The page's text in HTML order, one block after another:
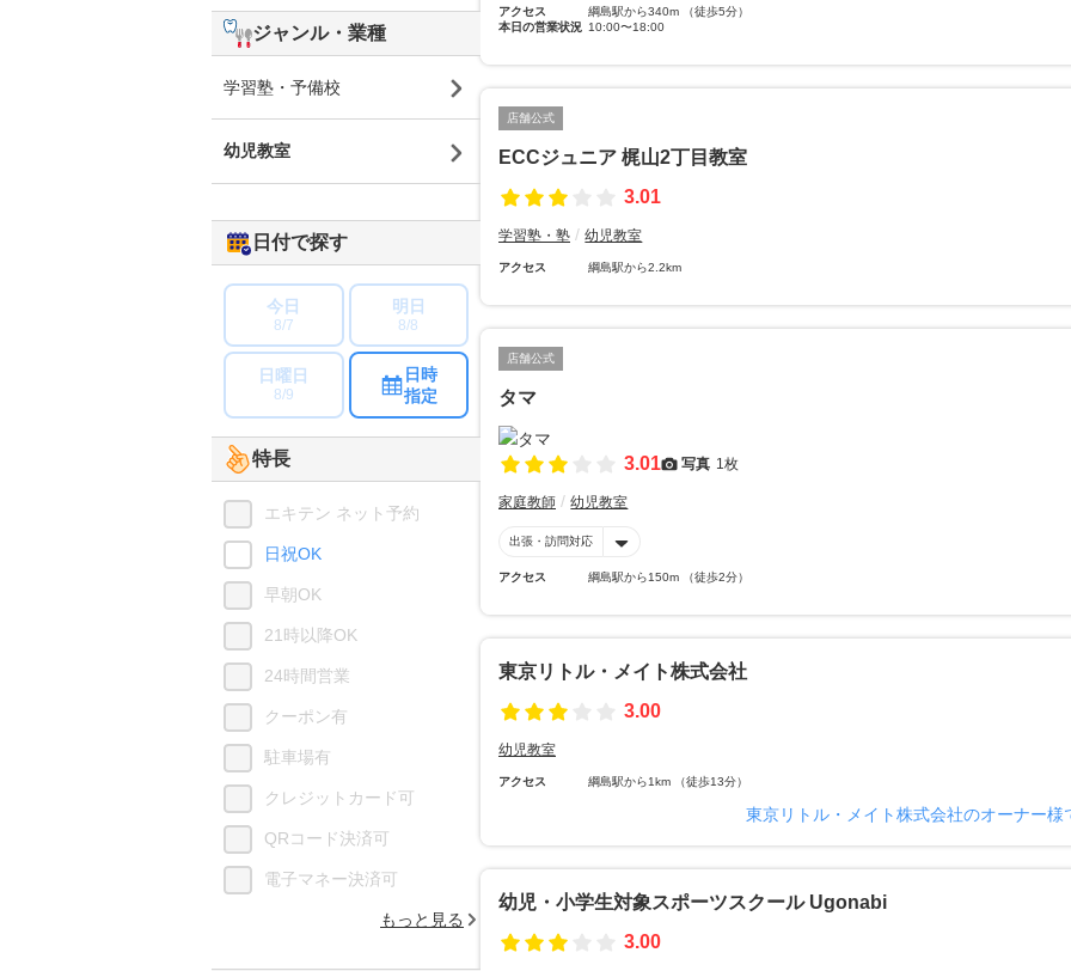
アクセス
綱島駅から340m （徒歩5分）
本日の営業状況 10:00〜18:00
店舗公式
ECCジュニア 梶山2丁目教室
3.01
学習塾・塾 幼児教室
アクセス 綱島駅から2.2km
店舗公式
タマ
3.01 写真 1枚
家庭教師 幼児教室
出張・訪問対応
アクセス 綱島駅から150m （徒歩2分）
東京リトル・メイト株式会社
3.00
幼児教室
アクセス 綱島駅から1km （徒歩13分）
東京リトル・メイト株式会社のオーナー様
幼児・小学生対象スポーツスクール Ugonabi
3.00
ジャンル・業種
学習塾・予備校
幼児教室
日付で探す
今日
8/7
明日
8/8
日曜日
8/9
日時
指定
特長
エキテン ネット予約
日祝OK
早朝OK
21時以降OK
24時間営業
クーポン有
駐車場有
クレジットカード可
QRコード決済可
電子マネー決済可
もっと見る